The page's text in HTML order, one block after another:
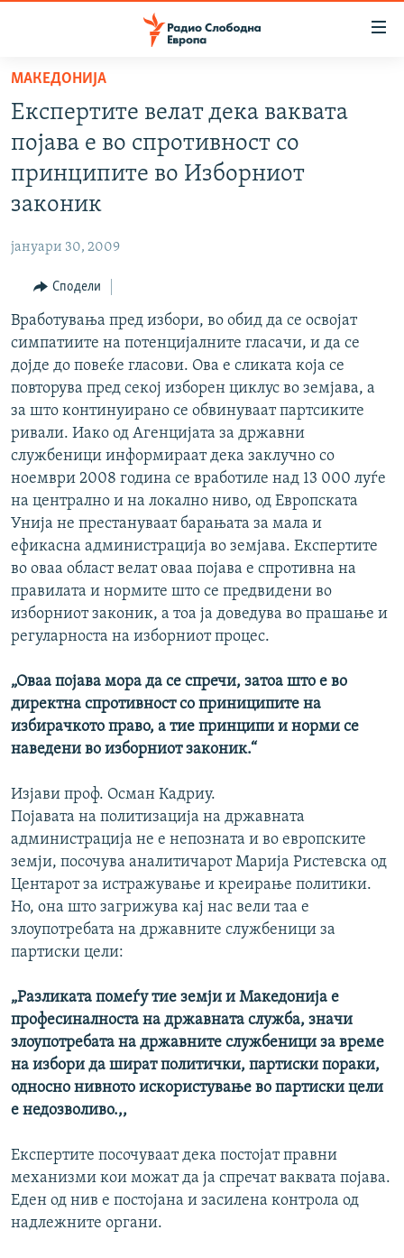
Оди
содржината
Оди
главната
навигација
на
ВИЗУЕЛНО
ПРИЈАВИ СЕ ЗА ЊУЗЛЕТЕР
ПОДКАСТ ЗОШТО?
СЛЕДЕТЕ НЕ
РСЕ веб страници
МАКЕДОНИЈА
Експертите велат дека ваквата
појава е во спротивност со
принципите во Изборниот
законик
јануари 30, 2009
Сподели
Вработувања пред избори, во обид да се освојат
симпатиите на потенцијалните гласачи, и да се
дојде до повеќе гласови. Ова е сликата која се
повторува пред секој изборен циклус во земјава, а
за што континуирано се обвинуваат партсиките
ривали. Иако од Агенцијата за државни
службеници информираат дека заклучно со
ноември 2008 година се вработиле над 13 000 луѓе
на централно и на локално ниво, од Европската
Унија не престануваат барањата за мала и
ефикасна администрација во земјава. Експертите
во оваа област велат оваа појава е спротивна на
правилата и нормите што се предвидени во
изборниот законик, а тоа ја доведува во прашање и
регуларноста на изборниот процес.
„Оваа појава мора да се спречи, затоа што е во
директна спротивност со приниципите на
избирачкото право, а тие принципи и норми се
наведени во изборниот законик.“
Изјави проф. Осман Кадриу.
Појавата на политизација на државната
администрација не е непозната и во европските
земји, посочува аналитичарот Марија Ристевска од
Центарот за истражување и креирање политики.
Но, она што загрижува кај нас вели таа е
злоупотребата на државните службеници за
партиски цели:
„Разликата помеѓу тие земји и Македонија е
професиналноста на државната служба, значи
злоупотребата на државните службеници за време
на избори да шират политички, партиски пораки,
односно нивното искористување во партиски цели
е недозволиво.,,
Експертите посочуваат дека постојат правни
механизми кои можат да ја спречат ваквата појава.
Еден од нив е постојана и засилена контрола од
надлежните органи.